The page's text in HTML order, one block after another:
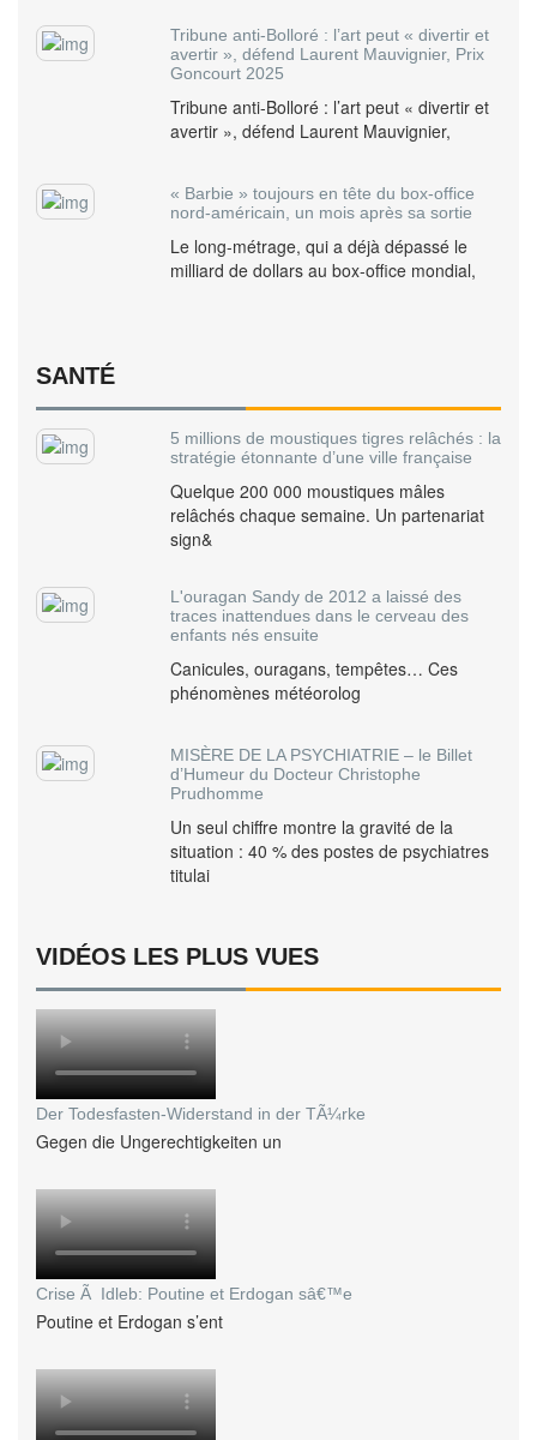
Tribune anti-Bolloré : l’art peut « divertir et
avertir », défend Laurent Mauvignier, Prix
Goncourt 2025
Tribune anti-Bolloré : l’art peut « divertir et
avertir », défend Laurent Mauvignier,
« Barbie » toujours en tête du box-office
nord-américain, un mois après sa sortie
Le long-métrage, qui a déjà dépassé le
milliard de dollars au box-office mondial,
SANTÉ
5 millions de moustiques tigres relâchés : la
stratégie étonnante d’une ville française
Quelque 200 000 moustiques mâles
relâchés chaque semaine. Un partenariat
sign&
L'ouragan Sandy de 2012 a laissé des
traces inattendues dans le cerveau des
enfants nés ensuite
Canicules, ouragans, tempêtes… Ces
phénomènes météorolog
MISÈRE DE LA PSYCHIATRIE – le Billet
d’Humeur du Docteur Christophe
Prudhomme
Un seul chiffre montre la gravité de la
situation : 40 % des postes de psychiatres
titulai
VIDÉOS LES PLUS VUES
Der Todesfasten-Widerstand in der TÃ¼rke
Gegen die Ungerechtigkeiten un
Crise Ã Idleb: Poutine et Erdogan sâ€™e
Poutine et Erdogan s’ent